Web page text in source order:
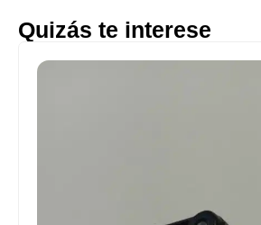
Quizás te interese